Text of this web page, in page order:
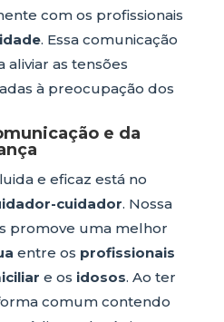
com os profissionais
. Essa comunicação
aliviar as tensões
à preocupação dos
e da
e eficaz está no
cuidador. Nossa
promove uma melhor
entre os profissionais
e os idosos. Ao ter
comum contendo